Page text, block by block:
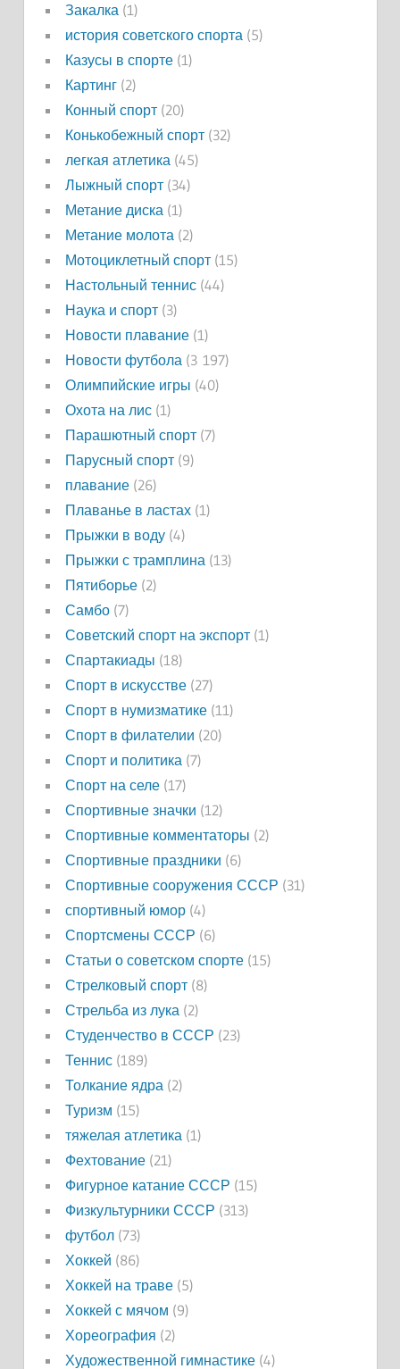
Закалка(1)
история советского спорта(5)
Казусы в спорте(1)
Картинг(2)
Конный спорт(20)
Конькобежный спорт(32)
легкая атлетика(45)
Лыжный спорт(34)
Метание диска(1)
Метание молота(2)
Мотоциклетный спорт(15)
Настольный теннис(44)
Наука и спорт(3)
Новости плавание(1)
Новости футбола(3 197)
Олимпийские игры (40)
Охота на лис(1)
Парашютный спорт(7)
Парусный спорт(9)
плавание(26)
Плаванье в ластах(1)
Прыжки в воду(4)
Прыжки с трамплина(13)
Пятиборье(2)
Самбо(7)
Советский спорт на экспорт(1)
Спартакиады (18)
Спорт в искусстве(27)
Спорт в нумизматике(11)
Спорт в филателии (20)
Спорт и политика(7)
Спорт на селе(17)
Спортивные значки (12)
Спортивные комментаторы (2)
Спортивные праздники (6)
Спортивные сооружения СССР (31)
спортивный юмор(4)
Спортсмены СССР (6)
Статьи о советском спорте(15)
Стрелковый спорт(8)
Стрельба из лука(2)
Студенчество в СССР (23)
Теннис(189)
Толкание ядра(2)
Туризм (15)
тяжелая атлетика(1)
Фехтование(21)
Фигурное катание СССР (15)
Физкультурники СССР (313)
футбол(73)
Хоккей (86)
Хоккей на траве(5)
Хоккей с мячом (9)
Хореография (2)
Художественной гимнастике(4)